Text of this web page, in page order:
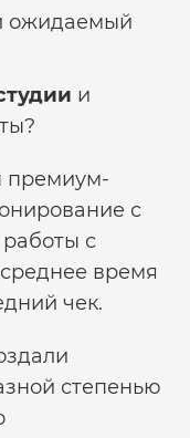
ожидаемый
и
премиум-
с
с
время
чек.
степенью